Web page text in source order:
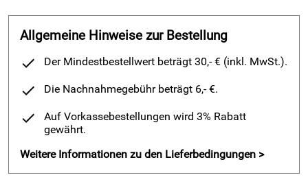
Pantoletten
schon über zehn bis 15 Jahre und mir früher immer
vorgeschwärmt wie bequem sie sind. Und das sind sie
wirklich.
Garten
ich
jetzt gerade bei Ihnen gekauft habe trage ich auch zu Jeans
unterwegs.
Allgemeine Hinweise zur Bestellung
Der Mindestbestellwert beträgt 30,- € (inkl. MwSt.).
Die Nachnahmegebühr beträgt 6,- €.
Auf Vorkassebestellungen wird 3% Rabatt
gewährt.
Weitere Informationen zu den Lieferbedingungen >